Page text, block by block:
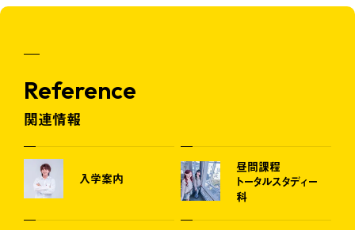
Reference
関連情報
入学案内
昼間課程
トータルスタディー
科